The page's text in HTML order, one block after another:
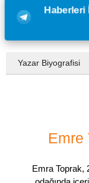
Haberleri
Yazar Biyografisi
Emre
Emra Toprak,